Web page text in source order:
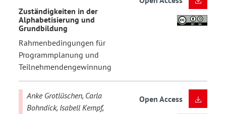
Zuständigkeiten in der
Alphabetisierung und
Grundbildung
Rahmenbedingungen für
Programmplanung und
Teilnehmendengewinnung
Anke Grotlüschen, Carla
Bohndick, Isabell Kempf,
Open Access